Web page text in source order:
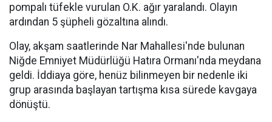
pompalı tüfekle vurulan O.K. ağır yaralandı. Olayın
ardından 5 şüpheli gözaltına alındı.
Olay, akşam saatlerinde Nar Mahallesi'nde bulunan
Niğde Emniyet Müdürlüğü Hatıra Ormanı'nda meydana
geldi. İddiaya göre, henüz bilinmeyen bir nedenle iki
grup arasında başlayan tartışma kısa sürede kavgaya
dönüştü.